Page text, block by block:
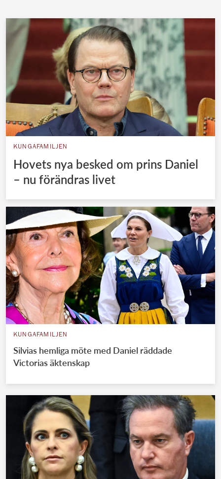
KUNGAFAMILJEN
Hovets nya besked om prins Daniel
– nu förändras livet
KUNGAFAMILJEN
Silvias hemliga möte med Daniel räddade
Victorias äktenskap